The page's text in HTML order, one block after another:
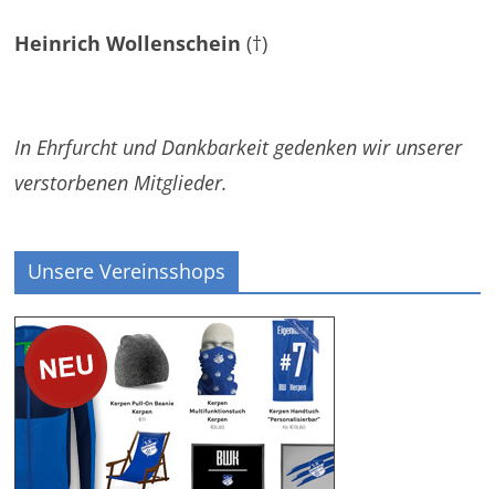
Heinrich Wollenschein (†)
In Ehrfurcht und Dankbarkeit gedenken wir unserer
verstorbenen Mitglieder.
Unsere Vereinsshops